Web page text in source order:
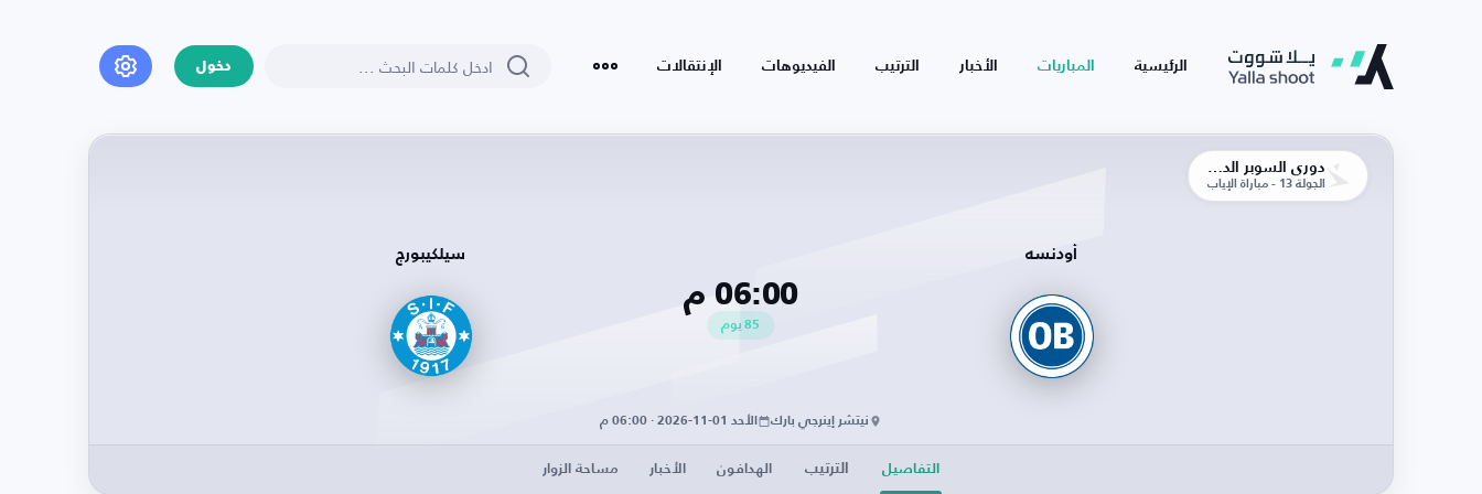
الرئيسية المباريات الأخبار الترتيب الفيديوهات الإنتقالات دخول
الجولة 13 - مباراة الإياب
أودنسه
06:00 م
85 يوم
سيلكيبورج
نيتشر إينرجي بارك الأحد 01-11-2026 · 06:00 م
التفاصيل الترتيب الهدافون الأخبار مساحة الزوار